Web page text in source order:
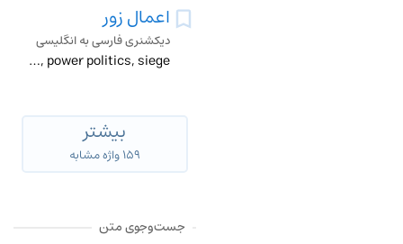
اعمال زور
دیکشنری فارسی به انگلیسی
coercion, power politics, siege
بیشتر
۱۵۹ واژه مشابه
جست‌وجوی متن